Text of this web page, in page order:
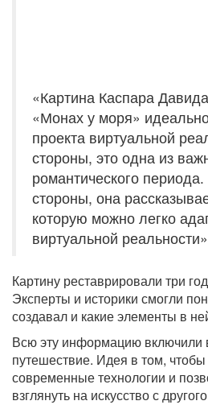
«Картина Каспара
«Монах у моря»
проекта виртуальной
стороны, это одна из
романтического
стороны, она
которую можно легко
виртуальной
Картину реставрировали три
Эксперты и историки смогли
создавал и какие элементы в
Всю эту информацию включили
путешествие. Идея в том, чтобы
современные технологии и
взглянуть на искусство с